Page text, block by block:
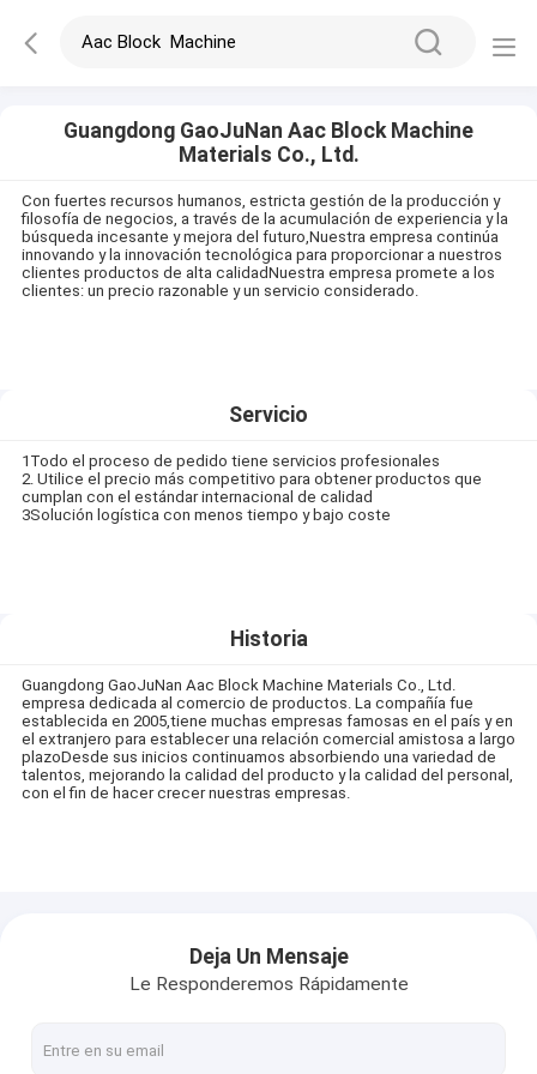
Guangdong GaoJuNan Aac Block Machine
Materials Co., Ltd.
Con fuertes recursos humanos, estricta gestión de la producción y
filosofía de negocios, a través de la acumulación de experiencia y la
búsqueda incesante y mejora del futuro,Nuestra empresa continúa
innovando y la innovación tecnológica para proporcionar a nuestros
clientes productos de alta calidadNuestra empresa promete a los
clientes: un precio razonable y un servicio considerado.
Servicio
1Todo el proceso de pedido tiene servicios profesionales
2. Utilice el precio más competitivo para obtener productos que
cumplan con el estándar internacional de calidad
3Solución logística con menos tiempo y bajo coste
Historia
Guangdong GaoJuNan Aac Block Machine Materials Co., Ltd.
empresa dedicada al comercio de productos. La compañía fue
establecida en 2005,tiene muchas empresas famosas en el país y en
el extranjero para establecer una relación comercial amistosa a largo
plazoDesde sus inicios continuamos absorbiendo una variedad de
talentos, mejorando la calidad del producto y la calidad del personal,
con el fin de hacer crecer nuestras empresas.
Deja Un Mensaje
Le Responderemos Rápidamente